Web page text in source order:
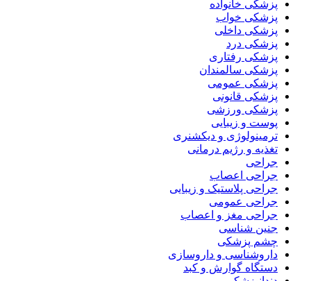
پزشکی خانواده
پزشکی خواب
پزشکی داخلی
پزشکی درد
پزشکی رفتاری
پزشکی سالمندان
پزشکی عمومی
پزشکی قانونی
پزشکی ورزشی
پوست و زیبایی
ترمینولوژی و دیکشنری
تغذیه و رژیم درمانی
جراحی
جراحی اعصاب
جراحی پلاستیک و زیبایی
جراحی عمومی
جراحی مغز و اعصاب
جنین شناسی
چشم پزشکی
داروشناسی و داروسازی
دستگاه گوارش و کبد